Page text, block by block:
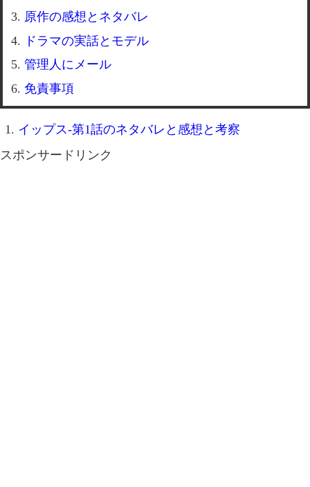
原作の感想とネタバレ
ドラマの実話とモデル
管理人にメール
免責事項
イップス-第1話のネタバレと感想と考察
スポンサードリンク